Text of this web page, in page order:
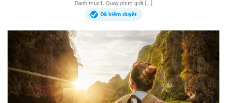
Danh mục1. Quay phim giới [...]
Đã kiểm duyệt